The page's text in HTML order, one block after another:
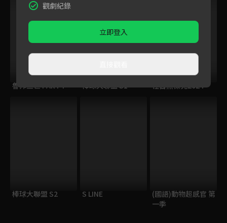
魯邦三世 PART4 棒球大聯盟 S1 怪醫黑傑克2024
棒球大聯盟 S2 S LINE
(國語)動物超感官 第
一季
觀劇紀錄
立即登入